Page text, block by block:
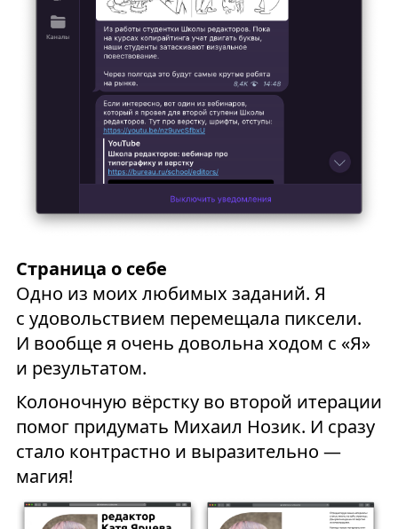
Страница о себе
Одно из моих любимых заданий. Я
с удовольствием перемещала пиксели.
И вообще я очень довольна ходом с «Я»
и результатом.
Колоночную вёрстку во второй итерации
помог придумать Михаил Нозик. И сразу
стало контрастно и выразительно —
магия!